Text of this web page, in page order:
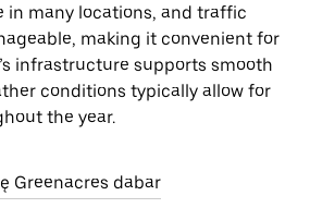
in many locations, and traffic
making it convenient for
infrastructure supports smooth
conditions typically allow for
the year.
Greenacres dabar